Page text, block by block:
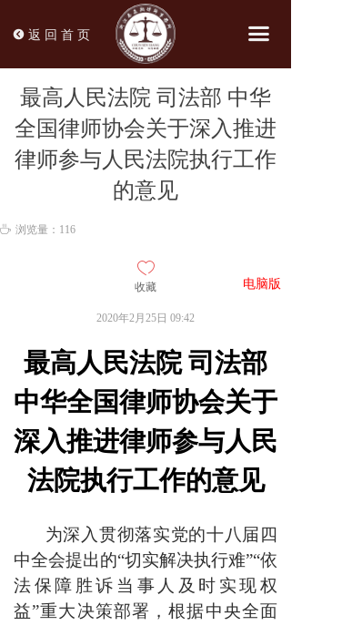
끀
뀸 返 回 首 页
最高人民法院 司法部 中华
全国律师协会关于深入推进
律师参与人民法院执行工作
的意见
最高人民法院 司法部
中华全国律师协会关于
深入推进律师参与人民
法院执行工作的意见
为深入贯彻落实党的十八届四
中全会提出的“切实解决执行难”“依
法保障胜诉当事人及时实现权
益”重大决策部署，根据中央全面
2020年2月25日 09:42
ꄘ 浏览量： 116
ꄀ
收藏
电脑版